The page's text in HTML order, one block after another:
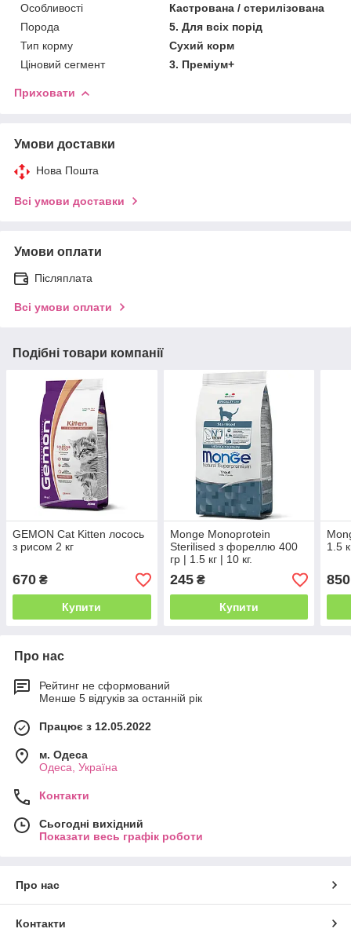
Особливості
Кастрована / стерилізована
Порода
5. Для всіх порід
Тип корму
Сухий корм
Ціновий сегмент
3. Преміум+
Приховати
Умови доставки
Нова Пошта
Всі умови доставки
Умови оплати
Післяплата
Всі умови оплати
Подібні товари компанії
GEMON Cat Kitten лосось
з рисом 2 кг
670 ₴
Купити
Monge Monoprotein
Sterilised з фореллю 400
гр | 1.5 кг | 10 кг.
245₴
Купити
1.5
850
Про нас
Рейтинг не сформований
Менше 5 відгуків за останній рік
Працює з 12.05.2022
м. Одеса
Одеса, Україна
Контакти
Сьогодні вихідний
Показати весь графік роботи
Про нас
Контакти